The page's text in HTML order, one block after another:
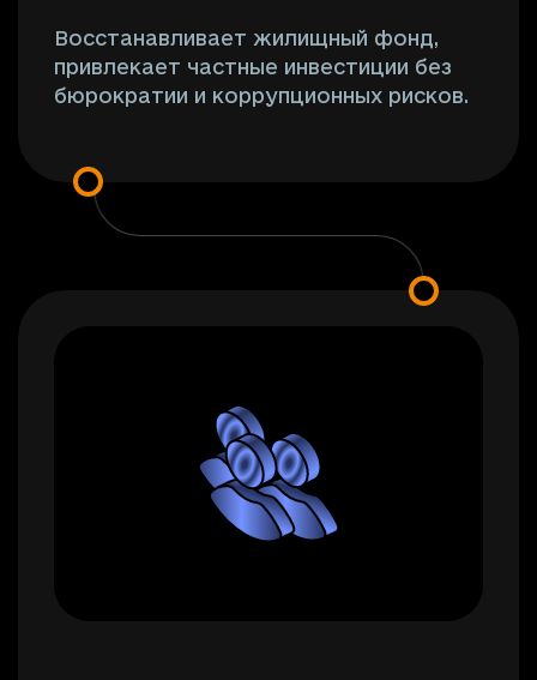
Восстанавливает жилищный фонд,
привлекает частные инвестиции без
бюрократии и коррупционных рисков.